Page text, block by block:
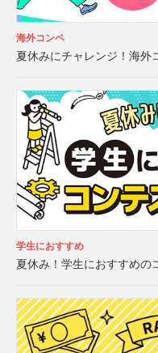
海外コンペ
夏休みにチャレンジ！海外
学生におすすめ
夏休み！学生におすすめの